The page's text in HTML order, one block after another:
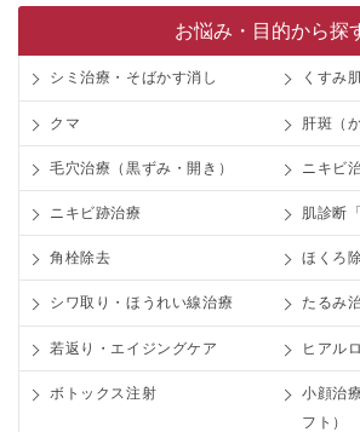
お悩み・目的から探
シミ治療・そばかす消し くすみ
クマ 肝斑（
毛穴治療（黒ずみ・開き） ニキビ
ニキビ跡治療 肌診断
角栓除去 ほくろ
シワ取り・ほうれい線治療 たるみ
若返り・エイジングケア ヒアル
ボトックス注射
小顔治
フト）